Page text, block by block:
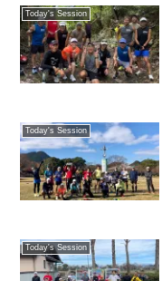
Today's Session
Today's Session
Today's Session